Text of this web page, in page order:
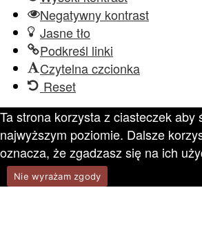
Negatywny kontrast
Jasne tło
Podkreśl linki
Czytelna czcionka
Reset
Ta strona korzysta z ciasteczek aby
najwyższym poziomie. Dalsze
oznacza, że zgadzasz się na ich
Nie wyrażam zgody